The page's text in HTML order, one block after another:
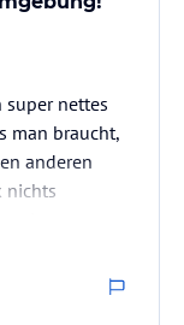
super nettes
man braucht,
anderen
nichts
Strand und
um ruhig zu
leihen und